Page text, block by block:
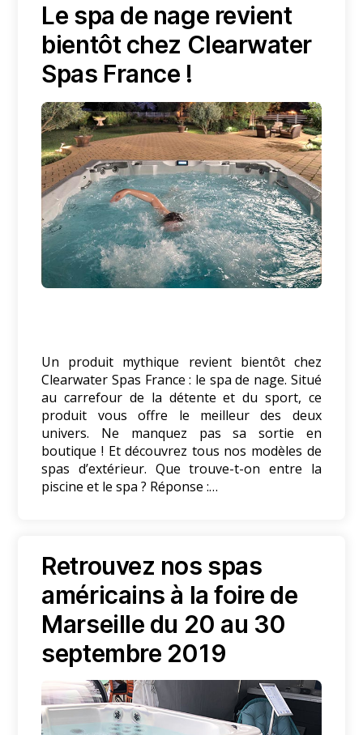
Le spa de nage revient
bientôt chez Clearwater
Spas France !
Un produit mythique revient bientôt chez
Clearwater Spas France : le spa de nage. Situé
au carrefour de la détente et du sport, ce
produit vous offre le meilleur des deux
univers. Ne manquez pas sa sortie en
boutique ! Et découvrez tous nos modèles de
spas d’extérieur. Que trouve-t-on entre la
piscine et le spa ? Réponse :…
Retrouvez nos spas
américains à la foire de
Marseille du 20 au 30
septembre 2019